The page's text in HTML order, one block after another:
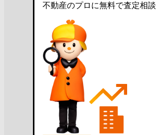
不動産のプロに無料で査定相談